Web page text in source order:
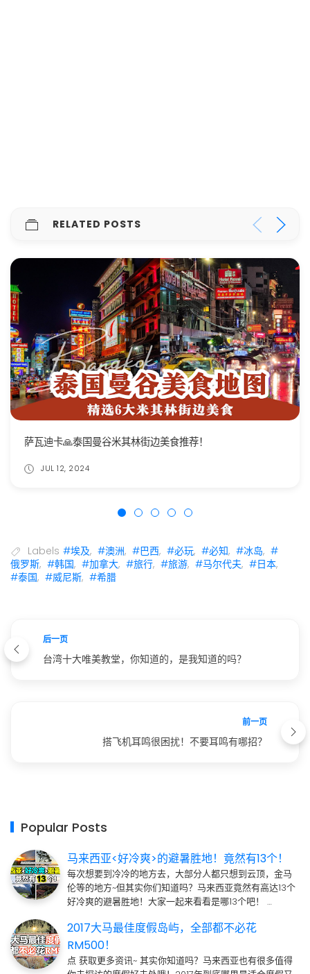
RELATED POSTS
萨瓦迪卡🙏泰国曼谷米其林街边美食推荐！
JUL 12, 2024
Labels #埃及, #澳洲, #巴西, #必玩, #必知, #冰岛, #
俄罗斯, #韩国, #加拿大, #旅行, #旅游, #马尔代夫, #日本,
#泰国, #威尼斯, #希腊
后一页
台湾十大唯美教堂，你知道的，是我知道的吗？
前一页
搭飞机耳鸣很困扰！不要耳鸣有哪招？
Popular Posts
马来西亚<好冷爽>的避暑胜地！竟然有13个！
每次想要到冷冷的地方去，大部分人都只想到云顶，金马
伦等的地方~但其实你们知道吗？马来西亚竟然有高达13个
好冷爽的避暑胜地！大家一起来看看是哪13个吧！ …
2017大马最佳度假岛屿，全部都不必花
RM500！
点 获取更多资讯~ 其实你知道吗？马来西亚也有很多值得